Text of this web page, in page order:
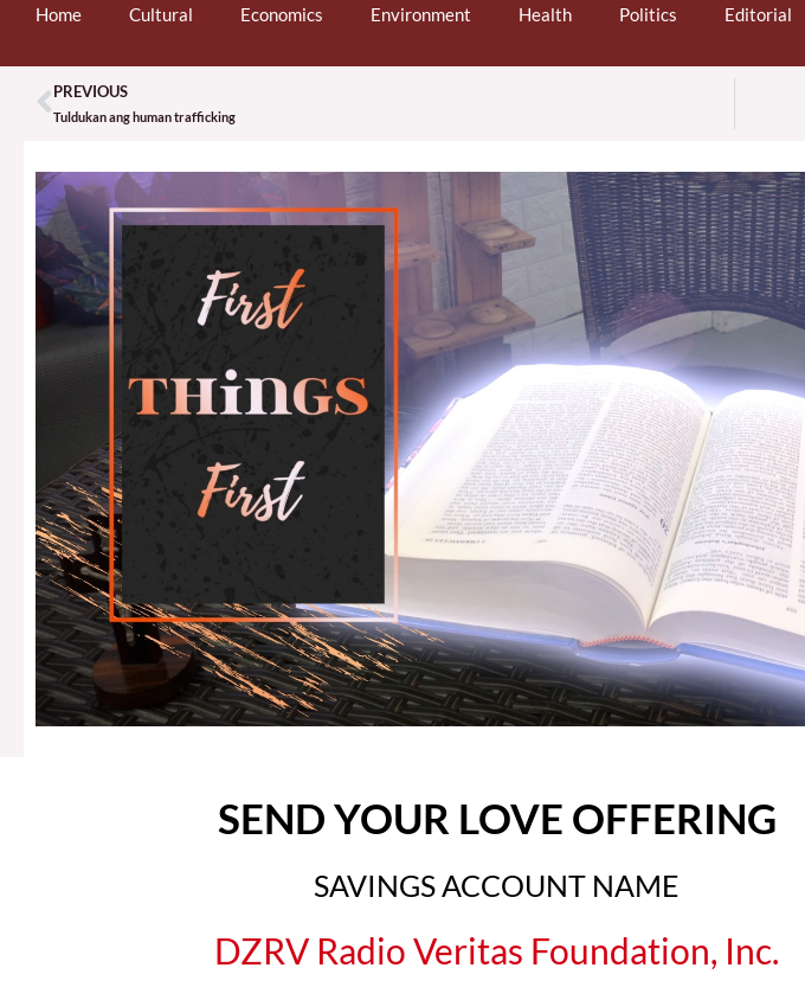
Home Cultural Economics Environment Health Politics Editorial
Prev
PREVIOUS
Tuldukan ang human trafficking
SEND YOUR LOVE OFFERING
SAVINGS ACCOUNT NAME
DZRV Radio Veritas Foundation, Inc.